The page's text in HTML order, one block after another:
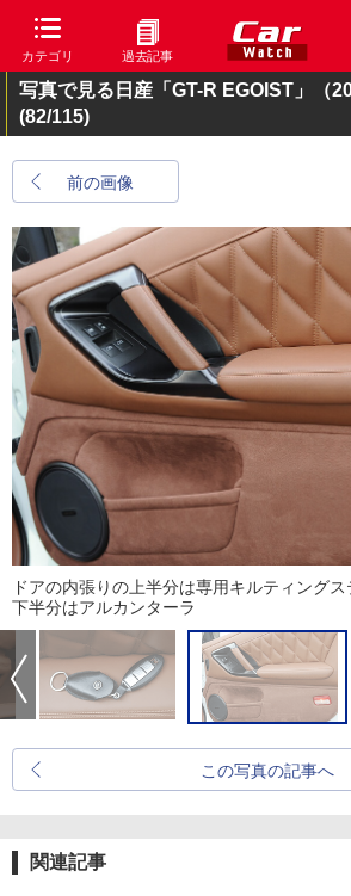
カテゴリ 過去記事
写真で見る日産「GT-R EGOIST」（
(82/115)
前の画像
ドアの内張りの上半分は専用キルティングス
下半分はアルカンターラ
この写真の記事へ
関連記事